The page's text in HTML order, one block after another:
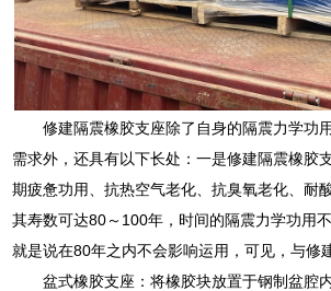
修建隔震橡胶支座除了自身的隔震力学功
需求外，还具有以下长处：一是修建隔震橡胶
期疲惫功用、抗热空气老化、抗臭氧老化、耐
其寿数可达80～100年，时间的隔震力学功用
就是说在80年之内不会影响运用，可见，与修
盆式橡胶支座：将橡胶块放置于钢制盆腔